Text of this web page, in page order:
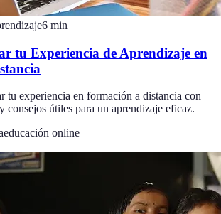
6 min
tu Experiencia de Aprendizaje en
tu experiencia en formación a distancia con
consejos útiles para un aprendizaje eficaz.
educación online